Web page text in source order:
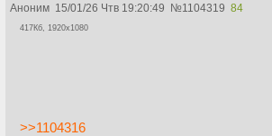
Аноним 15/01/26 Чтв 19:20:49 №1104319 84
417Кб, 1920x1080
>>1104316